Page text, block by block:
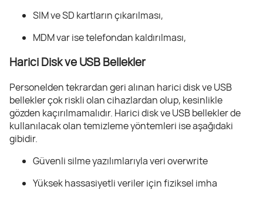
SIM ve SD kartların çıkarılması,
MDM var ise telefondan kaldırılması,
Harici Disk ve USB Bellekler
Personelden tekrardan geri alınan harici disk ve USB
bellekler çok riskli olan cihazlardan olup, kesinlikle
gözden kaçırılmamalıdır. Harici disk ve USB bellekler de
kullanılacak olan temizleme yöntemleri ise aşağıdaki
gibidir.
Güvenli silme yazılımlarıyla veri overwrite
Yüksek hassasiyetli veriler için fiziksel imha